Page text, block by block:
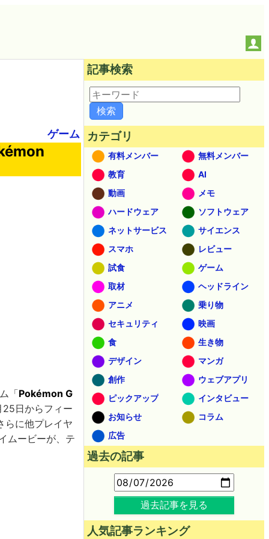
ゲーム
「Pokémon G
日からフィー
らに他プレイヤ
ムービーが、テ
記事検索
カテゴリ
有料メンバー
無料メンバー
教育
AI
動画
メモ
ハードウェア
ソフトウェア
ネットサービス
サイエンス
スマホ
レビュー
試食
ゲーム
取材
ヘッドライン
アニメ
乗り物
セキュリティ
映画
食
生き物
デザイン
マンガ
創作
ウェブアプリ
ピックアップ
インタビュー
お知らせ
コラム
広告
過去の記事
過去記事を見る
人気記事ランキング